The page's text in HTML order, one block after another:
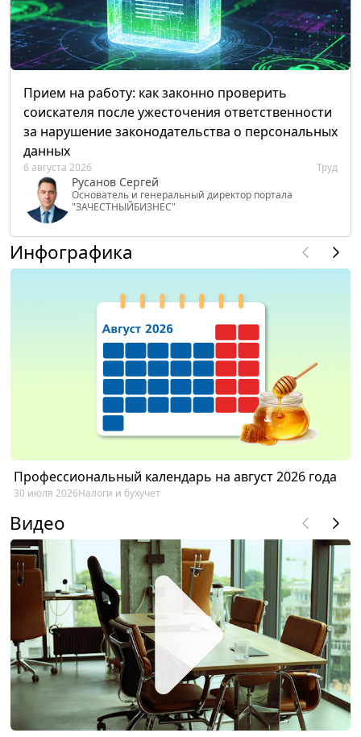
Прием на работу: как законно проверить
соискателя после ужесточения ответственности
за нарушение законодательства о персональных
данных
6 августа 2026 Труд
Русанов Сергей
Основатель и генеральный директор портала
"ЗАЧЕСТНЫЙБИЗНЕС"
Инфографика
Профессиональный календарь на август 2026 года
30 июля 2026Налоги и бухучет
Видео